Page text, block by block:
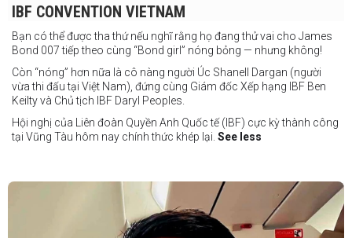
IBF CONVENTION VIETNAM
Bạn có thể được tha thứ nếu nghĩ rằng họ đang thử vai cho James
Bond 007 tiếp theo cùng “Bond girl” nóng bỏng — nhưng không!
Còn “nóng” hơn nữa là cô nàng người Úc Shanell Dargan (người
vừa thi đấu tại Việt Nam), đứng cùng Giám đốc Xếp hạng IBF Ben
Keilty và Chủ tịch IBF Daryl Peoples.
Hội nghị của Liên đoàn Quyền Anh Quốc tế (IBF) cực kỳ thành công
tại Vũng Tàu hôm nay chính thức khép lại. See less